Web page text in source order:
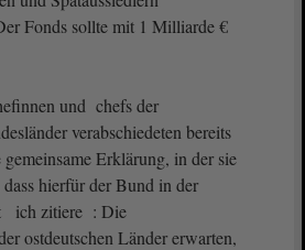
Fonds sollte mit 1 Milliarde €
und chefs der
verabschiedeten bereits
Erklärung, in der sie
hierfür der Bund in der
ich zitiere : Die
ostdeutschen Länder erwarten,